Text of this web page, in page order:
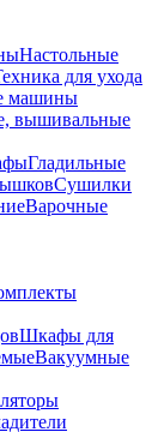
Настольные
для ухода
машины
вышивальные
Гладильные
Сушилки
Варочные
Шкафы для
Вакуумные